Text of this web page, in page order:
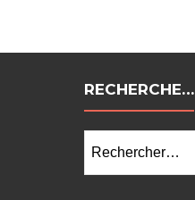
RECHERCHE…